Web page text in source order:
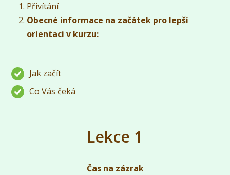
Přivítání
Obecné informace na začátek pro lepší
orientaci v kurzu:
Jak začít
Co Vás čeká
Lekce 1
Čas na zázrak